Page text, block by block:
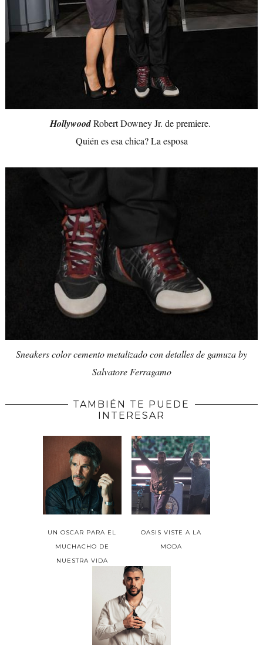
HollywoodRobert Downey Jr. de premiere.
Quién es esa chica? La esposa
Sneakers color cemento metalizado con detalles de gamuza by
Salvatore Ferragamo
TAMBIÉN TE PUEDE
INTERESAR
UN OSCAR PARA EL
MUCHACHO DE
NUESTRA VIDA
OASIS VISTE A LA
MODA